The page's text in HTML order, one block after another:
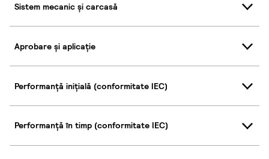
Sistem mecanic și carcasă
Aprobare și aplicație
Performanță inițială (conformitate IEC)
Performanță în timp (conformitate IEC)